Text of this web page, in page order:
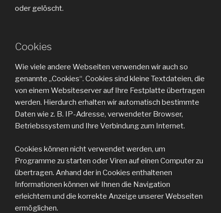
oder gelöscht.
Cookies
Wie viele andere Webseiten verwenden wir auch so
genannte „Cookies“. Cookies sind kleine Textdateien, die
von einem Websiteserver auf Ihre Festplatte übertragen
werden. Hierdurch erhalten wir automatisch bestimmte
Daten wie z. B. IP-Adresse, verwendeter Browser,
Betriebssystem und Ihre Verbindung zum Internet.
Cookies können nicht verwendet werden, um
Programme zu starten oder Viren auf einen Computer zu
übertragen. Anhand der in Cookies enthaltenen
Informationen können wir Ihnen die Navigation
erleichtern und die korrekte Anzeige unserer Webseiten
ermöglichen.